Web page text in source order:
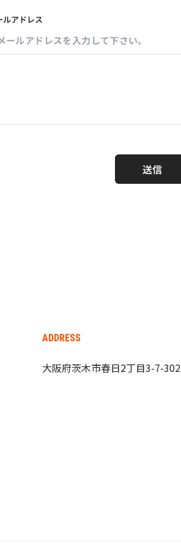
ルアドレス
送信
ADDRESS
大阪府茨木市春日2丁目3-7-302